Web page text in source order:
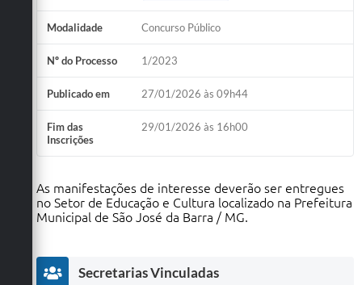
Modalidade Concurso Público
Nº do Processo 1/2023
Publicado em 27/01/2026 às 09h44
Fim das
Inscrições
29/01/2026 às 16h00
As manifestações de interesse deverão ser entregues
no Setor de Educação e Cultura localizado na Prefeitura
Municipal de São José da Barra / MG.
Secretarias Vinculadas